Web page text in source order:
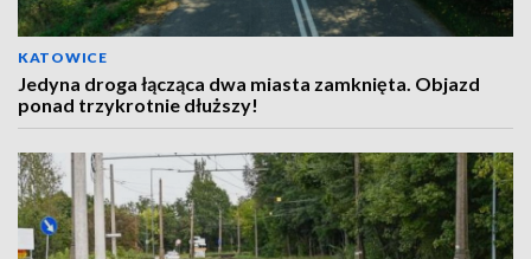
KATOWICE
Jedyna droga łącząca dwa miasta zamknięta. Objazd
ponad trzykrotnie dłuższy!